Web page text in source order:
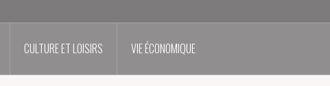
CULTURE ET LOISIRS VIE ÉCONOMIQUE